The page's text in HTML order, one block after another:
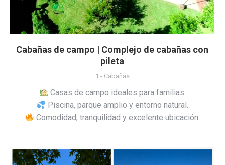
Cabañas de campo | Complejo de cabañas con
pileta
1 - Cabañas
Casas de campo ideales para familias.
Piscina, parque amplio y entorno natural.
Comodidad, tranquilidad y excelente ubicación.